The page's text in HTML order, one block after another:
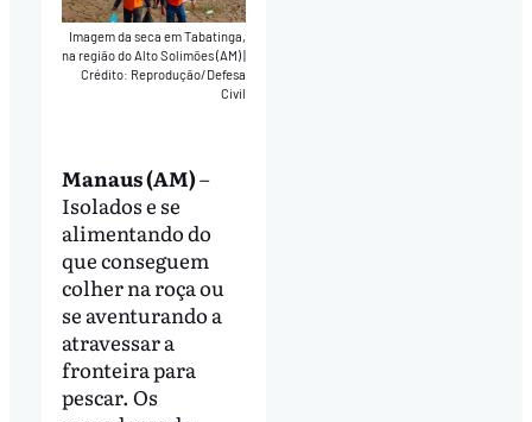
Imagem da seca em Tabatinga,
na região do Alto Solimões (AM)
Crédito: Reprodução/Defesa
Civil
Manaus (AM)–
Isolados e se
alimentando do
que conseguem
colher na roça ou
se aventurando a
atravessar a
fronteira para
pescar. Os